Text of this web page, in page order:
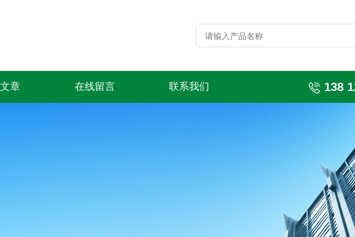
章 在线留言 联系我们 138